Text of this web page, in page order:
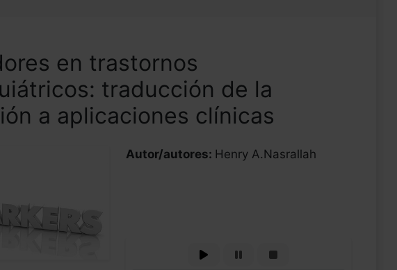
en trastornos
traducción de la
a aplicaciones clínicas
Autor/autores: Henry A.Nasrallah